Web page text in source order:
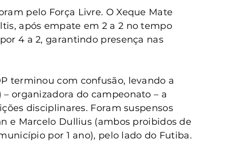
pelo Força Livre. O Xeque Mate
após empate em 2 a 2 no tempo
4 a 2, garantindo presença nas
terminou com confusão, levando a
organizadora do campeonato – a
disciplinares. Foram suspensos
e Marcelo Dullius (ambos proibidos de
por 1 ano), pelo lado do Futiba.